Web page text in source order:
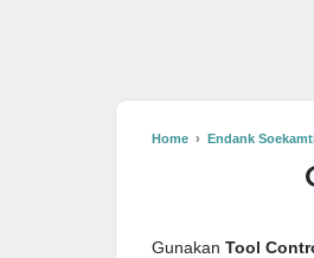
Home › Endank
Gunakan Tool